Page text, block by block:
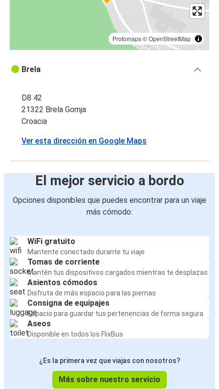
Protomaps©OpenStreetMap
Brela
D8 42
21322 Brela Gornja
Croacia
Ver esta dirección en Google Maps
El mejor servicio a bordo
Opciones disponibles que puedes encontrar para un viaje
más cómodo:
WiFi gratuito
Mantente conectado durante tu viaje
Tomas de corriente
Mantén tus dispositivos cargados mientras te desplazas
Asientos cómodos
Disfruta de más espacio para las piernas
Consigna de equipajes
Espacio para guardar tus pertenencias de forma segura
Aseos
Disponible en todos los FlixBus
¿Es la primera vez que viajas con nosotros?
Más sobre nuestro servicio